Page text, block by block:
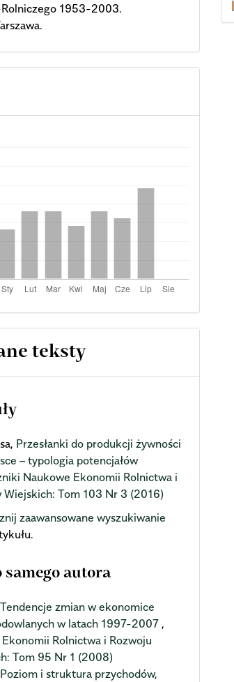
1953-2003.
teksty
Przesłanki do produkcji żywności
– typologia potencjałów
Naukowe Ekonomii Rolnictwa i
Wiejskich: Tom 103 Nr 3 (2016)
zaawansowane wyszukiwanie
samego autora
Tendencje zmian w ekonomice
w latach 1997-2007 ,
Rolnictwa i Rozwoju
Tom 95 Nr 1 (2008)
Poziom i struktura przychodów,